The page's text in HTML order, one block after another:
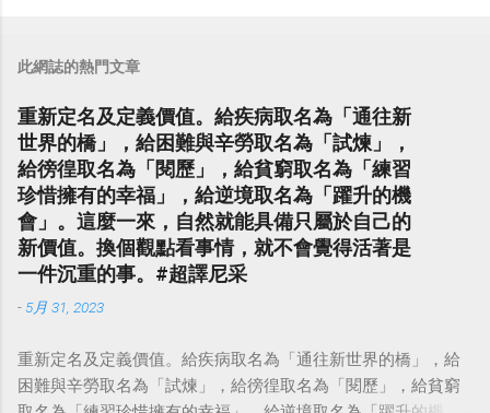
此網誌的熱門文章
重新定名及定義價值。給疾病取名為「通往新
世界的橋」，給困難與辛勞取名為「試煉」，
給徬徨取名為「閱歷」，給貧窮取名為「練習
珍惜擁有的幸福」，給逆境取名為「躍升的機
會」。這麼一來，自然就能具備只屬於自己的
新價值。換個觀點看事情，就不會覺得活著是
一件沉重的事。#超譯尼采
- 5月 31, 2023
重新定名及定義價值。給疾病取名為「通往新世界的橋」，給
困難與辛勞取名為「試煉」，給徬徨取名為「閱歷」，給貧窮